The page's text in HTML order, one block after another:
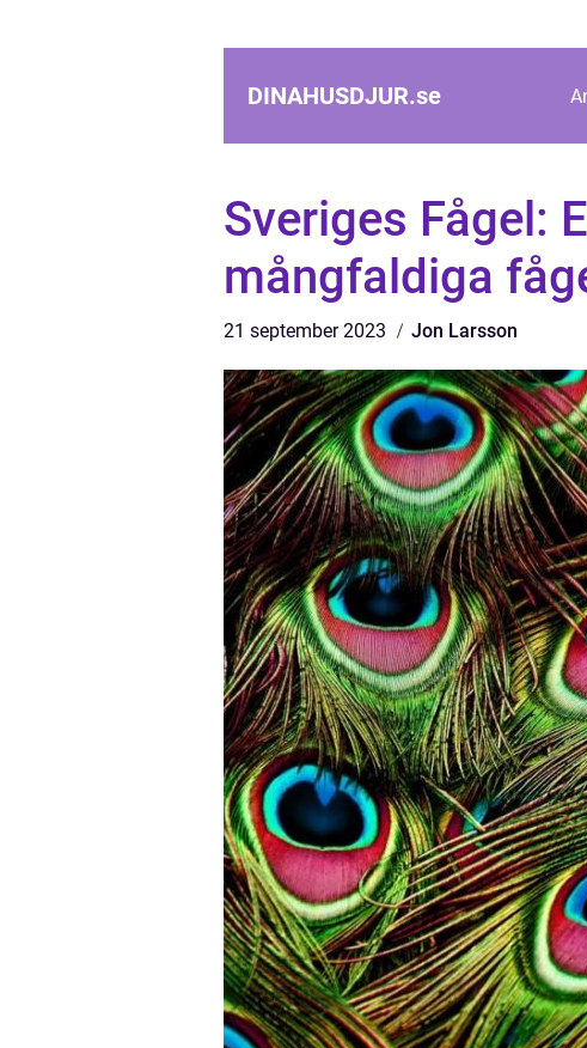
DINAHUSDJUR.se
Sveriges Fågel:
mångfaldiga
21 september 2023 Jon Larsson